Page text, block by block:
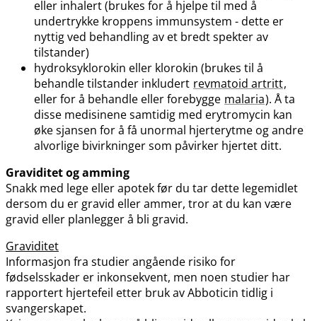
eller inhalert (brukes for å hjelpe til med å
undertrykke kroppens immunsystem - dette er
nyttig ved behandling av et bredt spekter av
tilstander)
hydroksyklorokin eller klorokin (brukes til å
behandle tilstander inkludert revmatoid artritt,
eller for å behandle eller forebygge malaria). Å ta
disse medisinene samtidig med erytromycin kan
øke sjansen for å få unormal hjerterytme og andre
alvorlige bivirkninger som påvirker hjertet ditt.
Graviditet og amming
Snakk med lege eller apotek før du tar dette legemidlet
dersom du er gravid eller ammer, tror at du kan være
gravid eller planlegger å bli gravid.
Graviditet
Informasjon fra studier angående risiko for
fødselsskader er inkonsekvent, men noen studier har
rapportert hjertefeil etter bruk av Abboticin tidlig i
svangerskapet.